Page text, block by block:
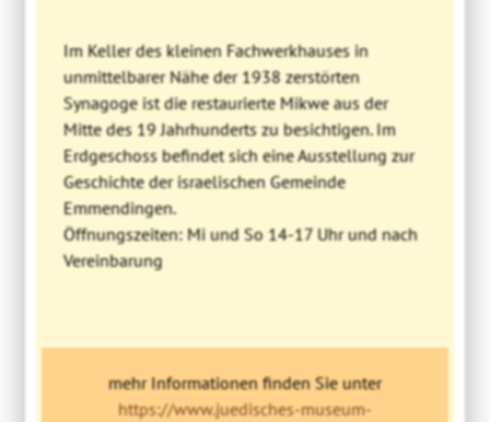
Im Keller des kleinen Fachwerkhauses in
unmittelbarer Nähe der 1938 zerstörten
Synagoge ist die restaurierte Mikwe aus der
Mitte des 19 Jahrhunderts zu besichtigen. Im
Erdgeschoss befindet sich eine Ausstellung zur
Geschichte der israelischen Gemeinde
Emmendingen.
Öffnungszeiten: Mi und So 14-17 Uhr und nach
Vereinbarung
mehr Informationen finden Sie unter
https://www.juedisches-museum-